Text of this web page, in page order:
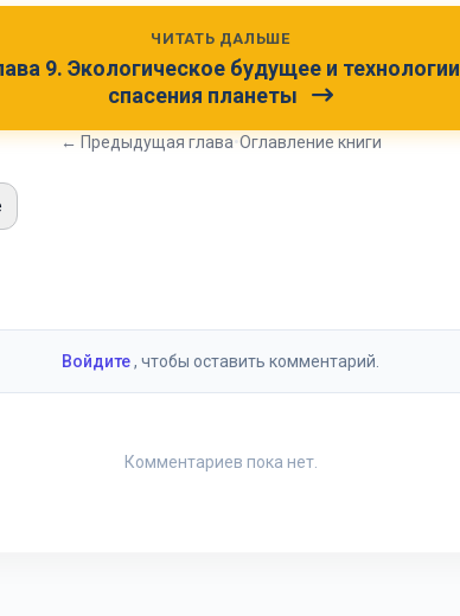
ЧИТАТЬ ДАЛЬШЕ
9. Экологическое будущее и технологии
спасения планеты
← Предыдущая глава•Оглавление книги
Войдите, чтобы оставить комментарий.
Комментариев пока нет.